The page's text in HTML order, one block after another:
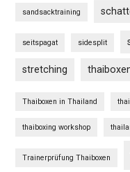
sandsacktraining
seitspagat sidesplit
stretching
Thaiboxen in Thailand
thaiboxing workshop
Trainerprüfung Thaiboxen